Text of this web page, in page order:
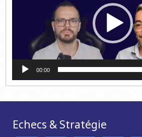
00:00
Echecs & Stratégie